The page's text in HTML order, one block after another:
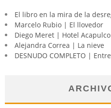
El libro en la mira de la
Marcelo Rubio | El llovedor
Diego Meret | Hotel Acapulco
Alejandra Correa | La nieve
DESNUDO COMPLETO |